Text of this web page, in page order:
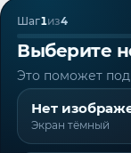
Шаг1из4
Выберите
Это поможет
Нет
Экран тёмный